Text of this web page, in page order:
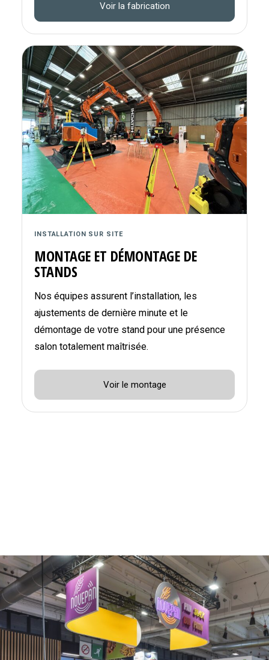
Voir la fabrication
INSTALLATION SUR SITE
MONTAGE ET DÉMONTAGE DE
STANDS
Nos équipes assurent l’installation, les
ajustements de dernière minute et le
démontage de votre stand pour une présence
salon totalement maîtrisée.
Voir le montage